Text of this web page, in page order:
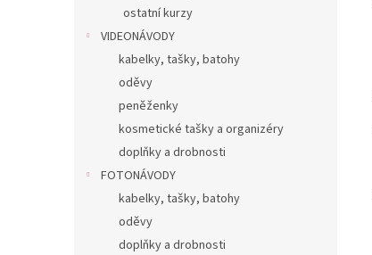
ostatní kurzy
VIDEONÁVODY
kabelky, tašky, batohy
oděvy
peněženky
kosmetické tašky a organizéry
doplňky a drobnosti
FOTONÁVODY
kabelky, tašky, batohy
oděvy
doplňky a drobnosti